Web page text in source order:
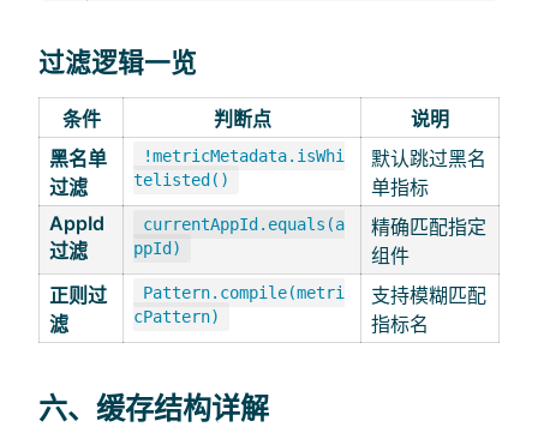
过滤逻辑一览
条件 判断点
说明
黑名单
过滤
!metricMetadata.isWhi
telisted()
默认跳过黑名
单指标
AppId
过滤
currentAppId.equals(a
ppId)
精确匹配指定
组件
正则过
滤
Pattern.compile(metri
cPattern)
支持模糊匹配
指标名
六、缓存结构详解